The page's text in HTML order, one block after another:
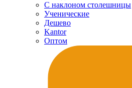
С наклоном столешницы
Ученические
Дешево
Kantor
Оптом